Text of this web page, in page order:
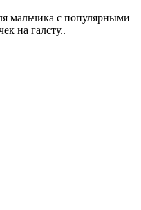
мальчика с популярными
на галсту..